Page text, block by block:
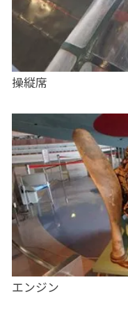
操縦席
エンジン